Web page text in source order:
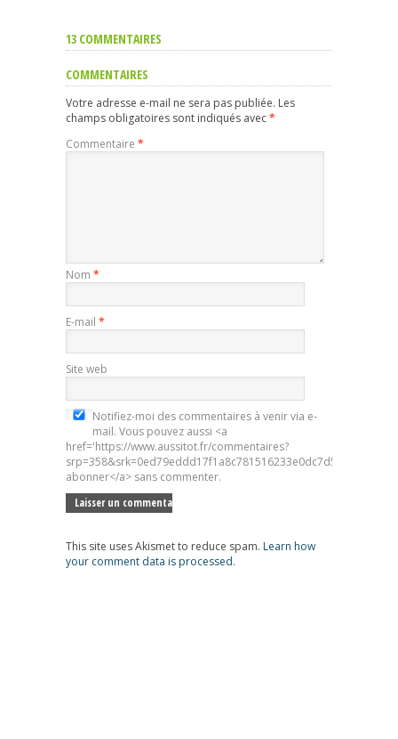
13 COMMENTAIRES
COMMENTAIRES
Votre adresse e-mail ne sera pas publiée. Les
champs obligatoires sont indiqués avec*
Commentaire *
Nom *
E-mail *
Site web
Notifiez-moi des commentaires à venir via e-
mail. Vous pouvez aussi <a
href='https://www.aussitot.fr/commentaires?
abonner</a> sans commenter.
This site uses Akismet to reduce spam. Learn how
your comment data is processed.